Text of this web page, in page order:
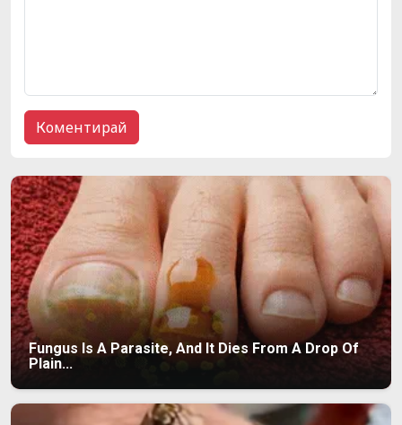
Fungus Is A Parasite, And It Dies From A Drop Of
Plain...